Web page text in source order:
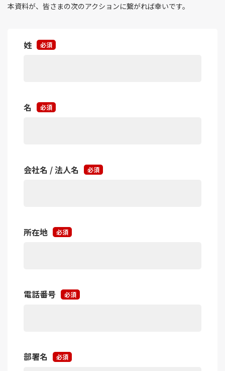
本資料が、皆さまの次のアクションに繋がれば幸いです。